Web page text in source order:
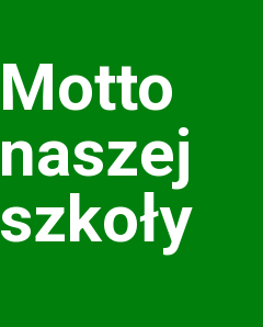
Motto
naszej
szkoły